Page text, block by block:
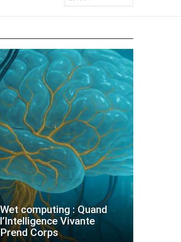
Wet computing : Quand
l’Intelligence Vivante
Prend Corps